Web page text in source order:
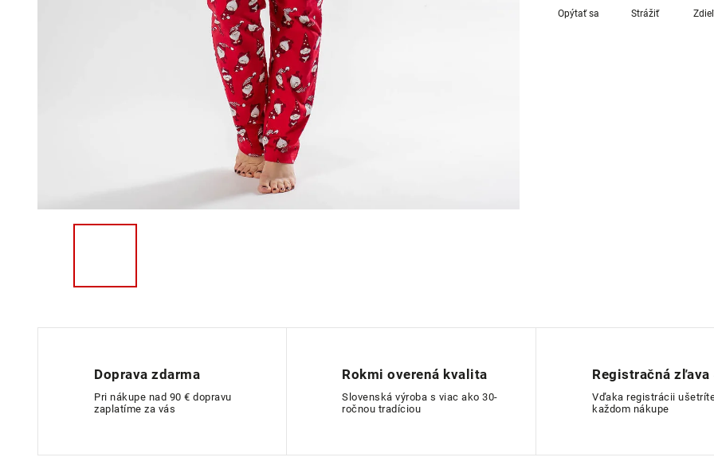
Opýtať sa Strážiť
Doprava zdarma
Pri nákupe nad 90 € dopravu
zaplatíme za vás
Rokmi overená kvalita
Slovenská výroba s viac ako 30-
ročnou tradíciou
Registračná zľava
Vďaka registrácii
každom nákupe